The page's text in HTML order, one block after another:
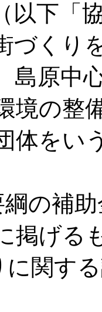
以下「
づくり
島原中
境の整
体をい
の補助
掲げる
関する